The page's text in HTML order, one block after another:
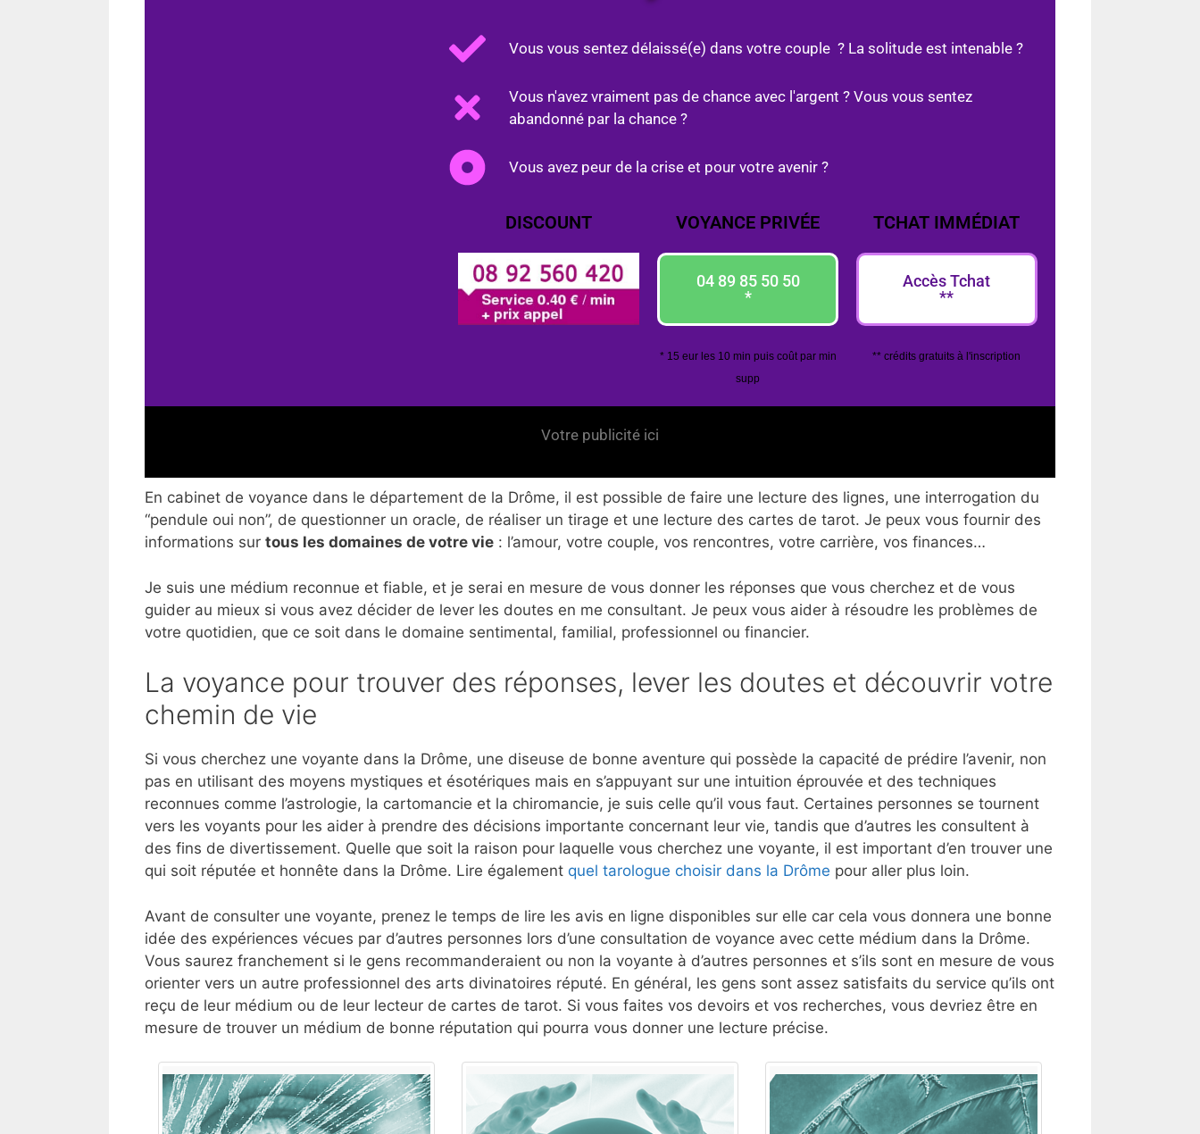
Vous vous sentez délaissé(e) dans votre couple ? La solitude est intenable ?
Vous n'avez vraiment pas de chance avec l'argent ? Vous vous sentez
abandonné par la chance ?
Vous avez peur de la crise et pour votre avenir ?
DISCOUNT VOYANCE PRIVÉE
04 89 85 50 50
*
* 15 eur les 10 min puis coût par min
supp
TCHAT IMMÉDIAT
Accès Tchat
**
** crédits gratuits à l'inscription
Votre publicité ici
En cabinet de voyance dans le département de la Drôme, il est possible de faire une lecture des lignes, une interrogation du
“pendule oui non”, de questionner un oracle, de réaliser un tirage et une lecture des cartes de tarot. Je peux vous fournir des
informations sur tous les domaines de votre vie : l’amour, votre couple, vos rencontres, votre carrière, vos finances…
Je suis une médium reconnue et fiable, et je serai en mesure de vous donner les réponses que vous cherchez et de vous
guider au mieux si vous avez décider de lever les doutes en me consultant. Je peux vous aider à résoudre les problèmes de
votre quotidien, que ce soit dans le domaine sentimental, familial, professionnel ou financier.
La voyance pour trouver des réponses, lever les doutes et découvrir votre
chemin de vie
Si vous cherchez une voyante dans la Drôme, une diseuse de bonne aventure qui possède la capacité de prédire l’avenir, non
pas en utilisant des moyens mystiques et ésotériques mais en s’appuyant sur une intuition éprouvée et des techniques
reconnues comme l’astrologie, la cartomancie et la chiromancie, je suis celle qu’il vous faut. Certaines personnes se tournent
vers les voyants pour les aider à prendre des décisions importante concernant leur vie, tandis que d’autres les consultent à
des fins de divertissement. Quelle que soit la raison pour laquelle vous cherchez une voyante, il est important d’en trouver une
qui soit réputée et honnête dans la Drôme. Lire également quel tarologue choisir dans la Drôme pour aller plus loin.
Avant de consulter une voyante, prenez le temps de lire les avis en ligne disponibles sur elle car cela vous donnera une bonne
idée des expériences vécues par d’autres personnes lors d’une consultation de voyance avec cette médium dans la Drôme.
Vous saurez franchement si le gens recommanderaient ou non la voyante à d’autres personnes et s’ils sont en mesure de vous
orienter vers un autre professionnel des arts divinatoires réputé. En général, les gens sont assez satisfaits du service qu’ils ont
reçu de leur médium ou de leur lecteur de cartes de tarot. Si vous faites vos devoirs et vos recherches, vous devriez être en
mesure de trouver un médium de bonne réputation qui pourra vous donner une lecture précise.